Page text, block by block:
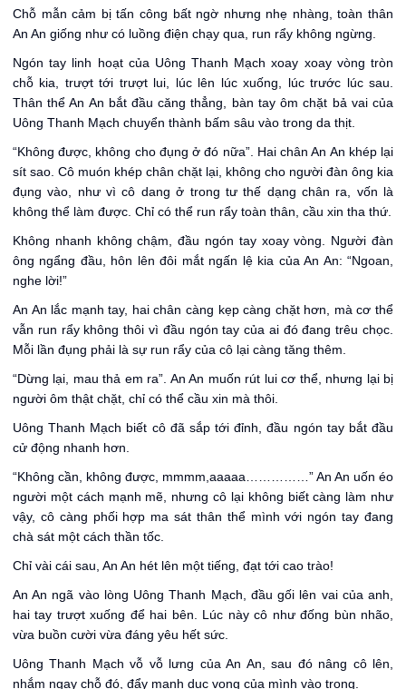
Chỗ mẫn cảm bị tấn công bất ngờ nhưng nhẹ nhàng, toàn thân
An An giống như có luồng điện chạy qua, run rẩy không ngừng.
Ngón tay linh hoạt của Uông Thanh Mạch xoay xoay vòng tròn
chỗ kia, trượt tới trượt lui, lúc lên lúc xuống, lúc trước lúc sau.
Thân thể An An bắt đầu căng thẳng, bàn tay ôm chặt bả vai của
Uông Thanh Mạch chuyển thành bấm sâu vào trong da thịt.
“Không được, không cho đụng ở đó nữa”. Hai chân An An khép lại
sít sao. Cô muón khép chân chặt lại, không cho người đàn ông kia
đụng vào, như vì cô dang ở trong tư thế dạng chân ra, vốn là
không thể làm được. Chỉ có thể run rẩy toàn thân, cầu xin tha thứ.
Không nhanh không chậm, đầu ngón tay xoay vòng. Người đàn
ông ngẩng đầu, hôn lên đôi mắt ngấn lệ kia của An An: “Ngoan,
nghe lời!”
An An lắc mạnh tay, hai chân càng kẹp càng chặt hơn, mà cơ thể
vẫn run rẩy không thôi vì đầu ngón tay của ai đó đang trêu chọc.
Mỗi lần đụng phải là sự run rẩy của cô lại càng tăng thêm.
“Dừng lại, mau thả em ra”. An An muốn rút lui cơ thể, nhưng lại bị
người ôm thật chặt, chỉ có thể cầu xin mà thôi.
Uông Thanh Mạch biết cô đã sắp tới đỉnh, đầu ngón tay bắt đầu
cử động nhanh hơn.
“Không cần, không được, mmmm,aaaaa……………” An An uốn éo
người một cách mạnh mẽ, nhưng cô lại không biết càng làm như
vậy, cô càng phối hợp ma sát thân thể mình với ngón tay đang
chà sát một cách thần tốc.
Chỉ vài cái sau, An An hét lên một tiếng, đạt tới cao trào!
An An ngã vào lòng Uông Thanh Mạch, đầu gối lên vai của anh,
hai tay trượt xuống để hai bên. Lúc này cô như đống bùn nhão,
vừa buồn cười vừa đáng yêu hết sức.
Uông Thanh Mạch vỗ vỗ lưng của An An, sau đó nâng cô lên,
nhắm ngay chỗ đó, đẩy mạnh dục vọng của mình vào trong.